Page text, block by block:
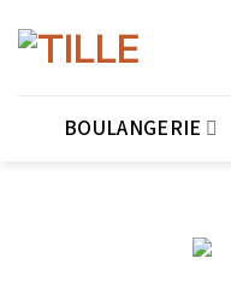
au
BOULANGERIE